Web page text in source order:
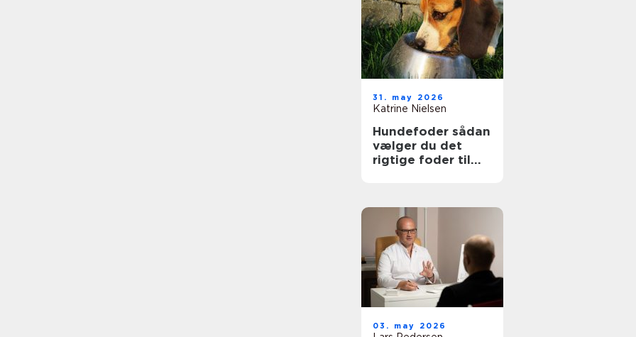
31. may 2026
Katrine Nielsen
Hundefoder sådan
vælger du det
rigtige foder til
03. may 2026